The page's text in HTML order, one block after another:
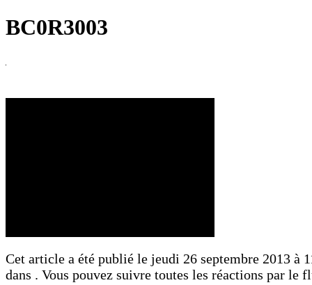
BC0R3003
Cet article a été publié le jeudi 26 septembre 2013 à
dans . Vous pouvez suivre toutes les réactions par le